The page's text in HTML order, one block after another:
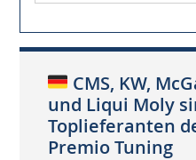
CMS, KW,
und Liqui Moly
Toplieferanten
Premio Tuning